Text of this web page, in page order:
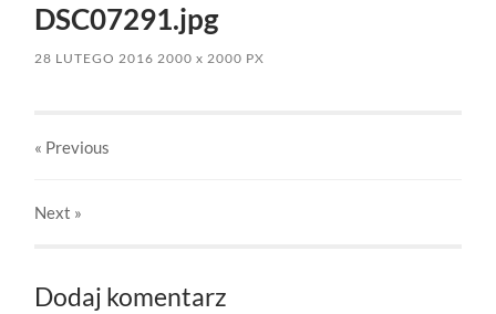
DSC07291.jpg
28 LUTEGO 2016 2000x 2000 PX
« Previous
Next »
Dodaj komentarz